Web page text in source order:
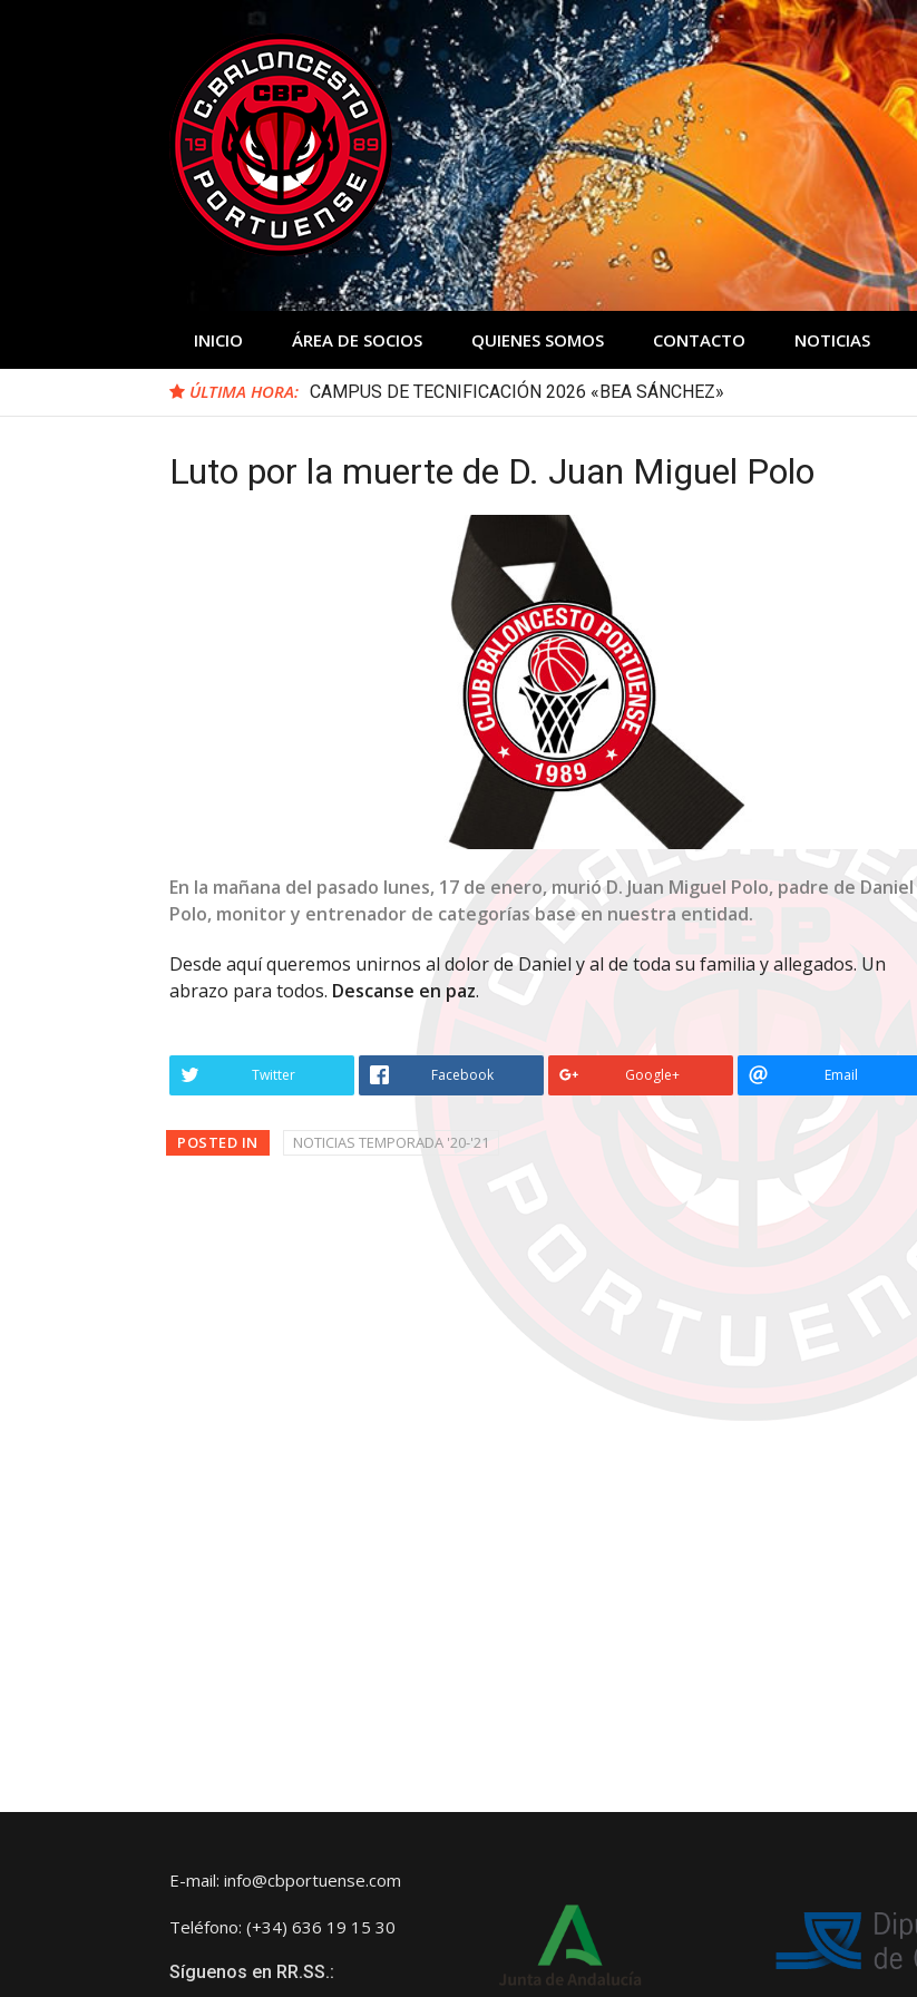
INICIO ÁREA DE SOCIOS QUIENES SOMOS CONTACTO NOTICIAS
ÚLTIMA HORA: CAMPUS DE TECNIFICACIÓN 2026 «BEA SÁNCHEZ»
Luto por la muerte de D. Juan Miguel Polo
En la mañana del pasado lunes, 17 de enero, murió D. Juan Miguel Polo, padre de Daniel
Polo, monitor y entrenador de categorías base en nuestra entidad.
Desde aquí queremos unirnos al dolor de Daniel y al de toda su familia y allegados. Un
abrazo para todos. Descanse en paz.
Twitter Facebook Google+ Email
POSTED IN NOTICIAS TEMPORADA '20-'21
E-mail: info@cbportuense.com
Teléfono: (+34) 636 19 15 30
Síguenos en RR.SS.: